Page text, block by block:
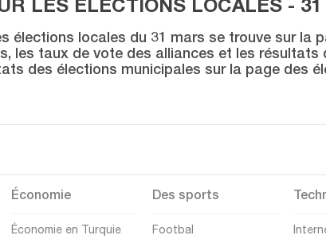
LES ÉLECTIONS LOCALES -
élections locales du 31 mars se trouve sur la
les taux de vote des alliances et les résultats
des élections municipales sur la page des
Économie
Économie en Turquie
Des sports
Footbal